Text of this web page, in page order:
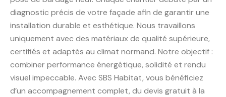
diagnostic précis de votre façade afin de garantir une
installation durable et esthétique. Nous travaillons
uniquement avec des matériaux de qualité supérieure,
certifiés et adaptés au climat normand. Notre objectif :
combiner performance énergétique, solidité et rendu
visuel impeccable. Avec SBS Habitat, vous bénéficiez
d’un accompagnement complet, du devis gratuit à la